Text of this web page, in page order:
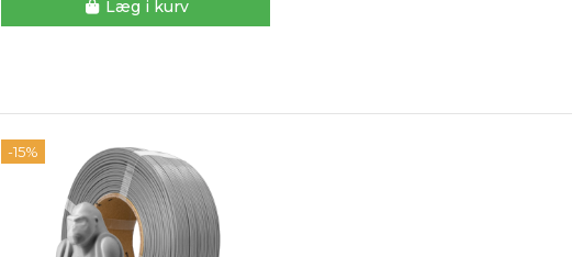
Læg i kurv
-15%